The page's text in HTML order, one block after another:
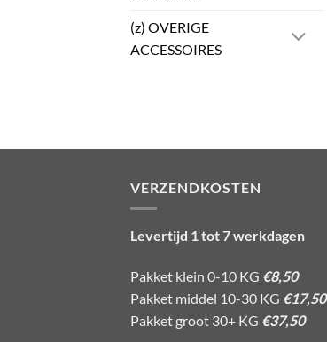
(z) OVERIGE
ACCESSOIRES
VERZENDKOSTEN
Levertijd 1 tot 7 werkdagen
Pakket klein 0-10 KG €8,50
Pakket middel 10-30 KG €17,50
Pakket groot 30+ KG €37,50